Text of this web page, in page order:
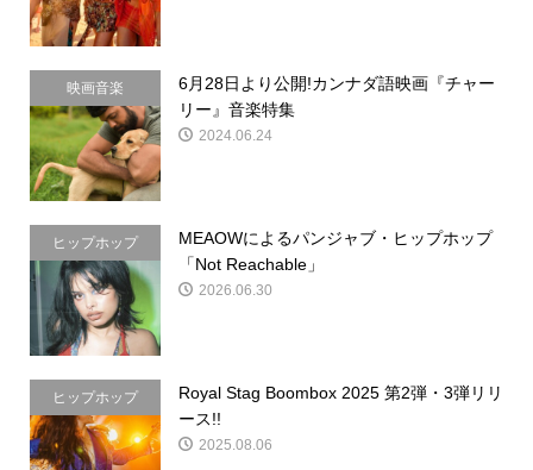
映画音楽
6月28日より公開!カンナダ語映画『チャー
リー』音楽特集
2024.06.24
ヒップホップ
MEAOWによるパンジャブ・ヒップホップ
「Not Reachable」
2026.06.30
ヒップホップ
Royal Stag Boombox 2025 第2弾・3弾リリ
ース!!
2025.08.06